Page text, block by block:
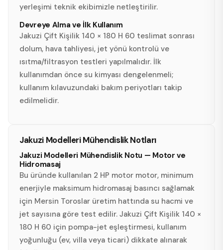
yerleşimi teknik ekibimizle netleştirilir.
Devreye Alma ve İlk Kullanım
Jakuzi Çift Kişilik 140 × 180 H 60 teslimat sonrası
dolum, hava tahliyesi, jet yönü kontrolü ve
ısıtma/filtrasyon testleri yapılmalıdır. İlk
kullanımdan önce su kimyası dengelenmeli;
kullanım kılavuzundaki bakım periyotları takip
edilmelidir.
Jakuzi Modelleri Mühendislik Notları
Jakuzi Modelleri Mühendislik Notu — Motor ve
Hidromasaj
Bu üründe kullanılan 2 HP motor motor, minimum
enerjiyle maksimum hidromasaj basıncı sağlamak
için Mersin Toroslar üretim hattında su hacmi ve
jet sayısına göre test edilir. Jakuzi Çift Kişilik 140 ×
180 H 60 için pompa-jet eşleştirmesi, kullanım
yoğunluğu (ev, villa veya ticari) dikkate alınarak